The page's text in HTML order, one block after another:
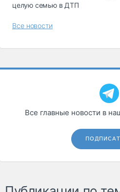
целую семью в ДТП
Все новости
Все главные новости в